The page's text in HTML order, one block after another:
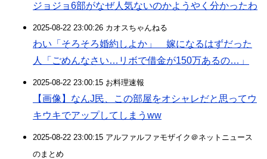
ジョジョ6部がなぜ人気ないのかようやく分かったわ
2025-08-22 23:00:26 カオスちゃんねる
わい「そろそろ婚約しよか」 嫁になるはずだった
人「ごめんなさい…リボで借金が150万あるの…」
2025-08-22 23:00:15 お料理速報
【画像】なんJ民、この部屋をオシャレだと思ってウ
キウキでアップしてしまうww
2025-08-22 23:00:15 アルファルファモザイク＠ネットニュース
のまとめ